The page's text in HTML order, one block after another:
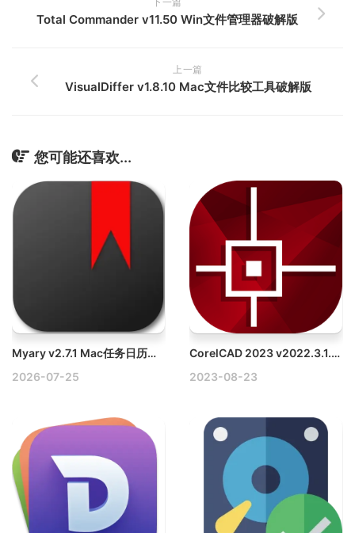
Total Commander v11.50 Win文件管理器破解版
上一篇
VisualDiffer v1.8.10 Mac文件比较工具破解版
您可能还喜欢...
Myary v2.7.1 Mac任务日历工具破解版
2026-07-25
CorelCAD 2023 v2022.3.1.4090 MacCAD绘图软件破解版下载
2023-08-23